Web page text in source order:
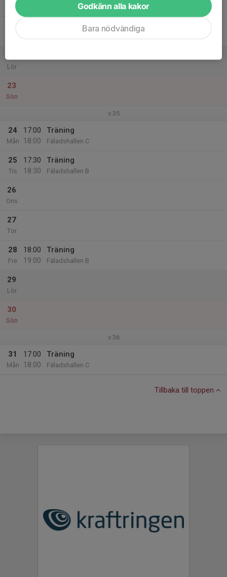
Tor
Lör
23
Sön
v.35
24
Mån
17:00
18:00
Träning
Fäladshallen C
25
Tis
17:30
18:30
Träning
Fäladshallen B
26
Ons
27
Tor
28
Fre
18:00
19:00
Träning
Fäladshallen B
29
Lör
30
Sön
v.36
31
Mån
17:00
18:00
Träning
Fäladshallen C
Tillbaka till toppen
Godkänn alla kakor
Bara nödvändiga